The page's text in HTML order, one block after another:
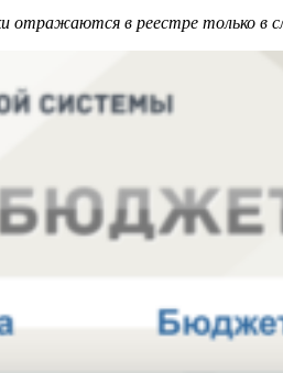
отражаются в реестре только в